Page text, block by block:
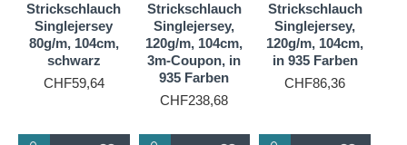
Strickschlauch
Singlejersey
80g/m, 104cm,
schwarz
CHF59,64
Strickschlauch
Singlejersey,
120g/m, 104cm,
3m-Coupon, in
935 Farben
CHF238,68
Strickschlauch
Singlejersey,
120g/m, 104cm,
in 935 Farben
CHF86,36